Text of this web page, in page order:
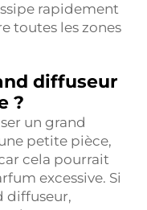
rapidement
toutes les zones
diffuseur
?
un grand
petite pièce,
cela pourrait
excessive. Si
diffuseur,